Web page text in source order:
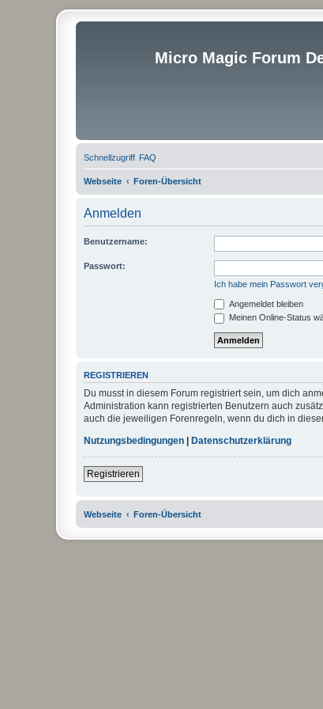
Micro Magic Forum
Schnellzugriff FAQ
Webseite Foren-Übersicht
Anmelden
Benutzername:
Passwort:
Ich habe mein Passwort
Angemeldet bleiben
Meinen Online-Status
REGISTRIEREN
Du musst in diesem Forum registriert sein, um dich
Administration kann registrierten Benutzern auch
auch die jeweiligen Forenregeln, wenn du dich in
Nutzungsbedingungen
Datenschutzerklärung
Registrieren
Webseite Foren-Übersicht